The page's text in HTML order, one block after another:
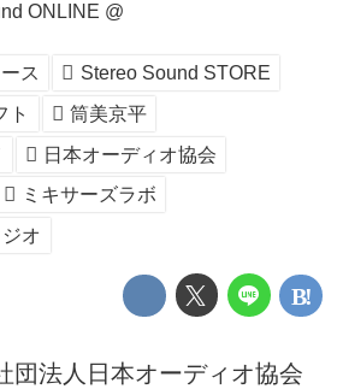
ONLINE @
ス
Stereo Sound STORE
ト
筒美京平
日本オーディオ協会
ミキサーズラボ
オ
法人日本オーディオ協会